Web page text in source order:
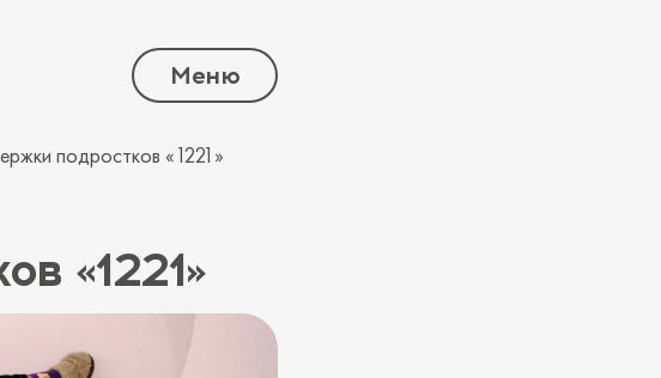
Меню
подростков «1221»
«1221»